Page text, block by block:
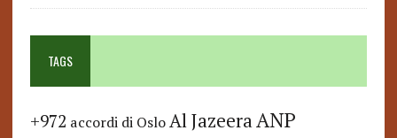
TAGS
+972 accordi di Oslo Al JazeeraANP